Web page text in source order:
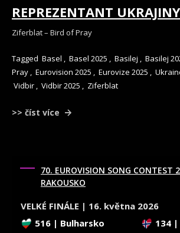
REPREZENTANT
Ziferblat – Bird of Pray
Tagged Basel , Basel 2025 , Basilej , Basilej
Pray , Eurovision 2025 , Eurovize 2025 ,
Vidbir , Vidbir 2025 , Ziferblat
>> číst více
70. EUROVISION SONG CONTEST
RAKOUSKO
VELKÉ FINÁLE | 16. května 2026
516 | Bulharsko
134